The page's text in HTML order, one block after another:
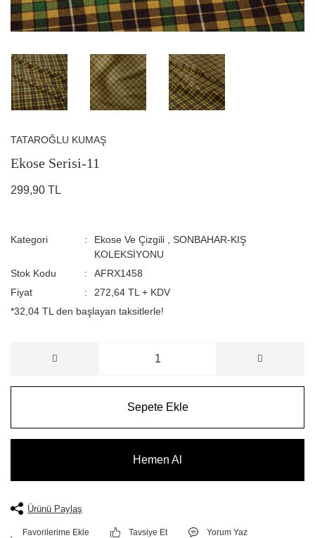
TATAROĞLU KUMAŞ
Ekose Serisi-11
299,90 TL
Kategori Ekose Ve Çizgili
SONBAHAR-KIŞ
KOLEKSİYONU
Stok Kodu
AFRX1458
Fiyat
272,64 TL + KDV
*32,04 TL den başlayan taksitlerle!
Sepete Ekle
Hemen Al
Ürünü Paylaş
Tavsiye Et Yorum Yaz